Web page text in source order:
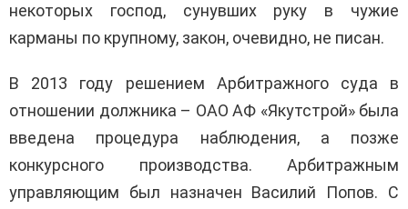
некоторых господ, сунувших руку в чужие
карманы по крупному, закон, очевидно, не писан.
В 2013 году решением Арбитражного суда в
отношении должника – ОАО АФ «Якутстрой» была
введена процедура наблюдения, а позже
конкурсного производства. Арбитражным
управляющим был назначен Василий Попов. С